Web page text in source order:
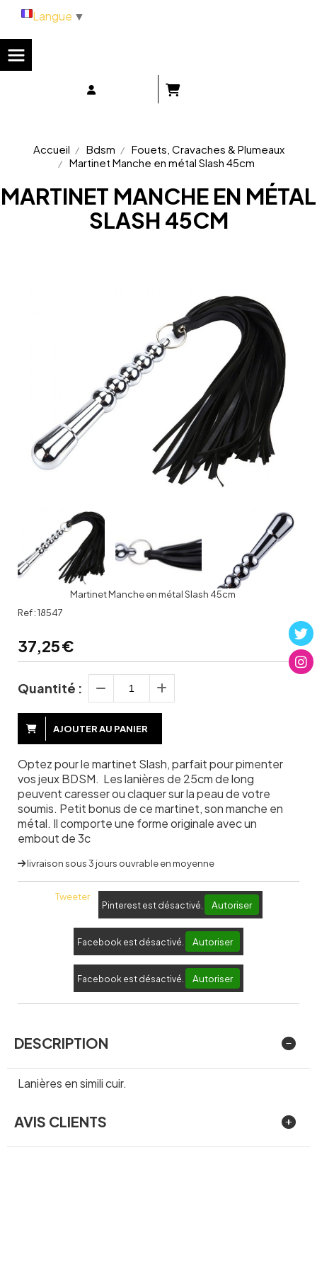
Accueil Bdsm
Fouets, Cravaches & Plumeaux
Martinet Manche en métal Slash 45cm
MARTINET MANCHE EN MÉTAL
SLASH 45CM
Martinet Manche en métal Slash 45cm
Ref :18547
37,25€
Quantité :
AJOUTER AU PANIER
Optez pour le martinet Slash, parfait pour pimenter
vos jeux BDSM. Les lanières de 25cm de long
peuvent caresser ou claquer sur la peau de votre
soumis. Petit bonus de ce martinet, son manche en
métal. Il comporte une forme originale avec un
embout de 3c
livraison sous 3 jours ouvrable en moyenne
Tweeter
Pinterest est désactivé. Autoriser
Facebook est désactivé. Autoriser
Facebook est désactivé. Autoriser
DESCRIPTION
Lanières en simili cuir.
AVIS CLIENTS
Langue ▼